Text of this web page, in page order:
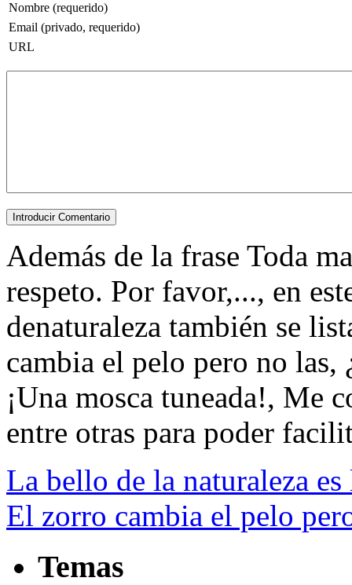
Nombre (requerido)
Email (privado, requerido)
URL
Además de la frase Toda
respeto. Por favor,..., en
denaturaleza también se
cambia el pelo pero no las,
¡Una mosca tuneada!, Me
entre otras para poder
La bello de la naturaleza
El zorro cambia el pelo
Temas